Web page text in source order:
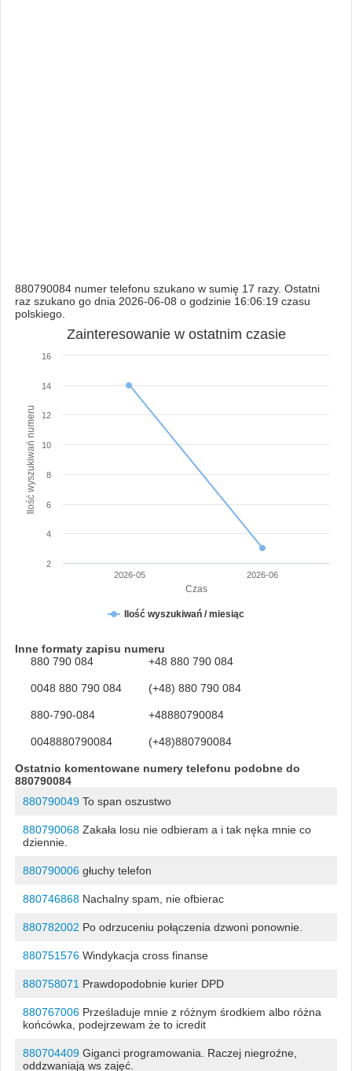
880790084 numer telefonu szukano w sumię 17 razy. Ostatni
raz szukano go dnia 2026-06-08 o godzinie 16:06:19 czasu
polskiego.
Czas
Ilość wyszukiwań numeru
Zainteresowanie w ostatnim czasie
Ilość wyszukiwań / miesiąc
2026-05 2026-06
2
4
6
8
10
12
14
16
Inne formaty zapisu numeru
880 790 084
+48 880 790 084
0048 880 790 084 (+48) 880 790 084
880-790-084 +48880790084
0048880790084 (+48)880790084
Ostatnio komentowane numery telefonu podobne do
880790084
880790049To span oszustwo
880790068Zakała losu nie odbieram a i tak nęka mnie co
dziennie.
880790006głuchy telefon
880746868Nachalny spam, nie ofbierac
880782002 Po odrzuceniu połączenia dzwoni ponownie.
880751576Windykacja cross finanse
880758071 Prawdopodobnie kurier DPD
880767006Prześladuje mnie z różnym środkiem albo różna
końcówka, podejrzewam że to icredit
880704409Giganci programowania. Raczej niegroźne,
oddzwaniają ws zajęć.